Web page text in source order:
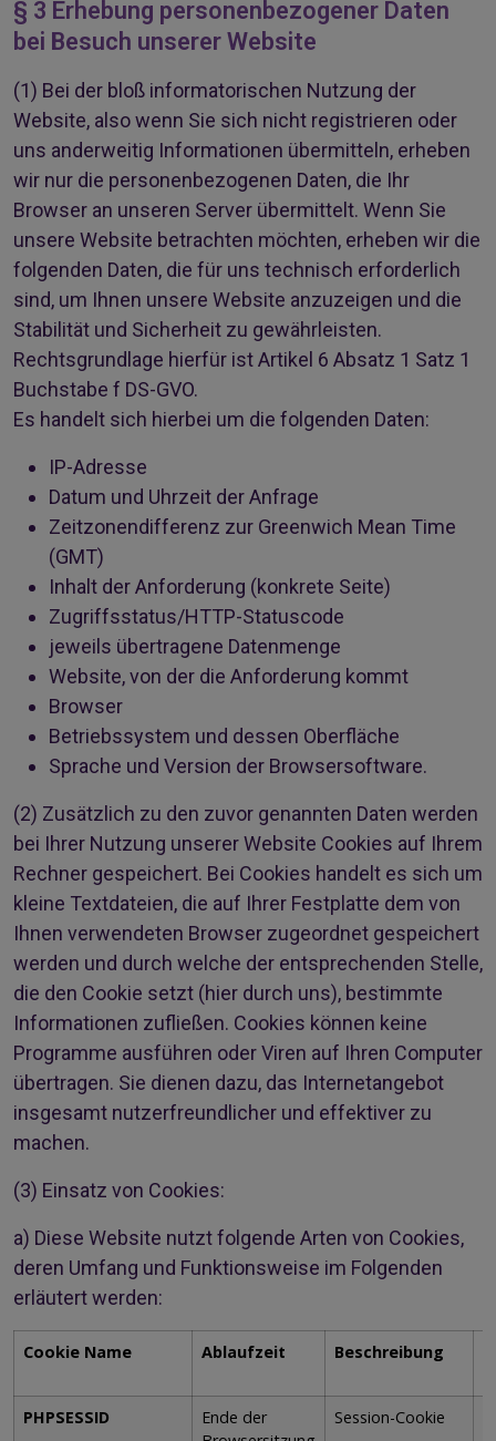
§ 3 Erhebung personenbezogener Daten
bei Besuch unserer Website
(1) Bei der bloß informatorischen Nutzung der
Website, also wenn Sie sich nicht registrieren oder
uns anderweitig Informationen übermitteln, erheben
wir nur die personenbezogenen Daten, die Ihr
Browser an unseren Server übermittelt. Wenn Sie
unsere Website betrachten möchten, erheben wir die
folgenden Daten, die für uns technisch erforderlich
sind, um Ihnen unsere Website anzuzeigen und die
Stabilität und Sicherheit zu gewährleisten.
Rechtsgrundlage hierfür ist Artikel 6 Absatz 1 Satz 1
Buchstabe f DS-GVO.
Es handelt sich hierbei um die folgenden Daten:
IP-Adresse
Datum und Uhrzeit der Anfrage
Zeitzonendifferenz zur Greenwich Mean Time
(GMT)
Inhalt der Anforderung (konkrete Seite)
Zugriffsstatus/HTTP-Statuscode
jeweils übertragene Datenmenge
Website, von der die Anforderung kommt
Browser
Betriebssystem und dessen Oberfläche
Sprache und Version der Browsersoftware.
(2) Zusätzlich zu den zuvor genannten Daten werden
bei Ihrer Nutzung unserer Website Cookies auf Ihrem
Rechner gespeichert. Bei Cookies handelt es sich um
kleine Textdateien, die auf Ihrer Festplatte dem von
Ihnen verwendeten Browser zugeordnet gespeichert
werden und durch welche der entsprechenden Stelle,
die den Cookie setzt (hier durch uns), bestimmte
Informationen zufließen. Cookies können keine
Programme ausführen oder Viren auf Ihren Computer
übertragen. Sie dienen dazu, das Internetangebot
insgesamt nutzerfreundlicher und effektiver zu
machen.
(3) Einsatz von Cookies:
a) Diese Website nutzt folgende Arten von Cookies,
deren Umfang und Funktionsweise im Folgenden
erläutert werden:
Cookie Name Ablaufzeit Beschreibung
PHPSESSID
Ende der
Session-Cookie